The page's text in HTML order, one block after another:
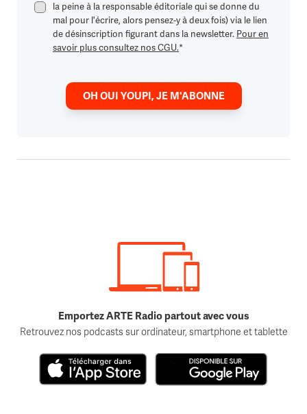
la peine à la responsable éditoriale qui se donne du
mal pour l'écrire, alors pensez-y à deux fois) via le lien
de désinscription figurant dans la newsletter. Pour en
savoir plus consultez nos CGU.*
OH OUI YOUPI, JE M'ABONNE
Emportez ARTE Radio partout avec vous
Retrouvez nos podcasts sur ordinateur, smartphone et tablette